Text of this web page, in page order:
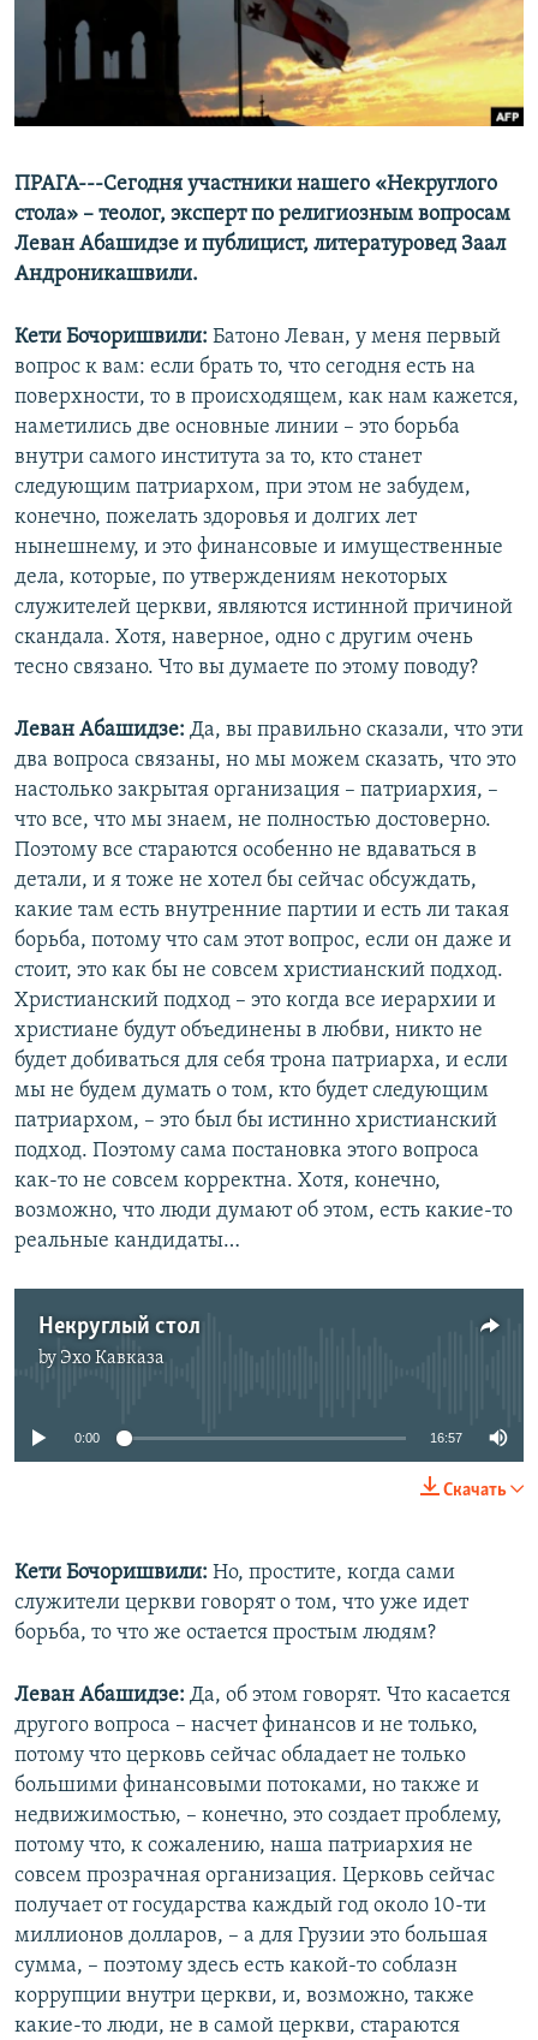
СПОРТ
БЛОГИ
ЧИТАЕМ ПРЕССУ
АРХИВ РАДИОПРОГРАММЫ
Все сайты РСЕ/РС
ПРАГА---Сегодня участники нашего «Некруглого
стола» – теолог, эксперт по религиозным вопросам
Леван Абашидзе и публицист, литературовед Заал
Андроникашвили.
Кети Бочоришвили: Батоно Леван, у меня первый
вопрос к вам: если брать то, что сегодня есть на
поверхности, то в происходящем, как нам кажется,
наметились две основные линии – это борьба
внутри самого института за то, кто станет
следующим патриархом, при этом не забудем,
конечно, пожелать здоровья и долгих лет
нынешнему, и это финансовые и имущественные
дела, которые, по утверждениям некоторых
служителей церкви, являются истинной причиной
скандала. Хотя, наверное, одно с другим очень
тесно связано. Что вы думаете по этому поводу?
Леван Абашидзе: Да, вы правильно сказали, что эти
два вопроса связаны, но мы можем сказать, что это
настолько закрытая организация – патриархия, –
что все, что мы знаем, не полностью достоверно.
Поэтому все стараются особенно не вдаваться в
детали, и я тоже не хотел бы сейчас обсуждать,
какие там есть внутренние партии и есть ли такая
борьба, потому что сам этот вопрос, если он даже и
стоит, это как бы не совсем христианский подход.
Христианский подход – это когда все иерархии и
христиане будут объединены в любви, никто не
будет добиваться для себя трона патриарха, и если
мы не будем думать о том, кто будет следующим
патриархом, – это был бы истинно христианский
подход. Поэтому сама постановка этого вопроса
как-то не совсем корректна. Хотя, конечно,
возможно, что люди думают об этом, есть какие-то
реальные кандидаты…
Некруглый стол
by Эхо Кавказа
0:00 16:57
Скачать
Кети Бочоришвили: Но, простите, когда сами
служители церкви говорят о том, что уже идет
борьба, то что же остается простым людям?
Леван Абашидзе: Да, об этом говорят. Что касается
другого вопроса – насчет финансов и не только,
потому что церковь сейчас обладает не только
большими финансовыми потоками, но также и
недвижимостью, – конечно, это создает проблему,
потому что, к сожалению, наша патриархия не
совсем прозрачная организация. Церковь сейчас
получает от государства каждый год около 10-ти
миллионов долларов, – а для Грузии это большая
сумма, – поэтому здесь есть какой-то соблазн
коррупции внутри церкви, и, возможно, также
какие-то люди, не в самой церкви, стараются